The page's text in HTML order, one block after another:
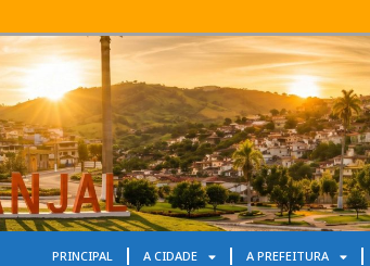
PRINCIPAL A CIDADE A PREFEITURA